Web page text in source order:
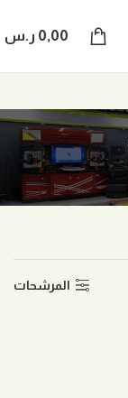
0,00 ر.س
المرشحات